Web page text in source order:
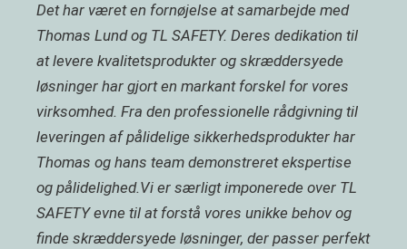
Det har været en fornøjelse at samarbejde med
Thomas Lund og TL SAFETY. Deres dedikation til
at levere kvalitetsprodukter og skræddersyede
løsninger har gjort en markant forskel for vores
virksomhed. Fra den professionelle rådgivning til
leveringen af pålidelige sikkerhedsprodukter har
Thomas og hans team demonstreret ekspertise
og pålidelighed.Vi er særligt imponerede over TL
SAFETY evne til at forstå vores unikke behov og
finde skræddersyede løsninger, der passer perfekt